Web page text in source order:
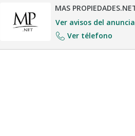
MAS
Ver avisos del
Ver télefono